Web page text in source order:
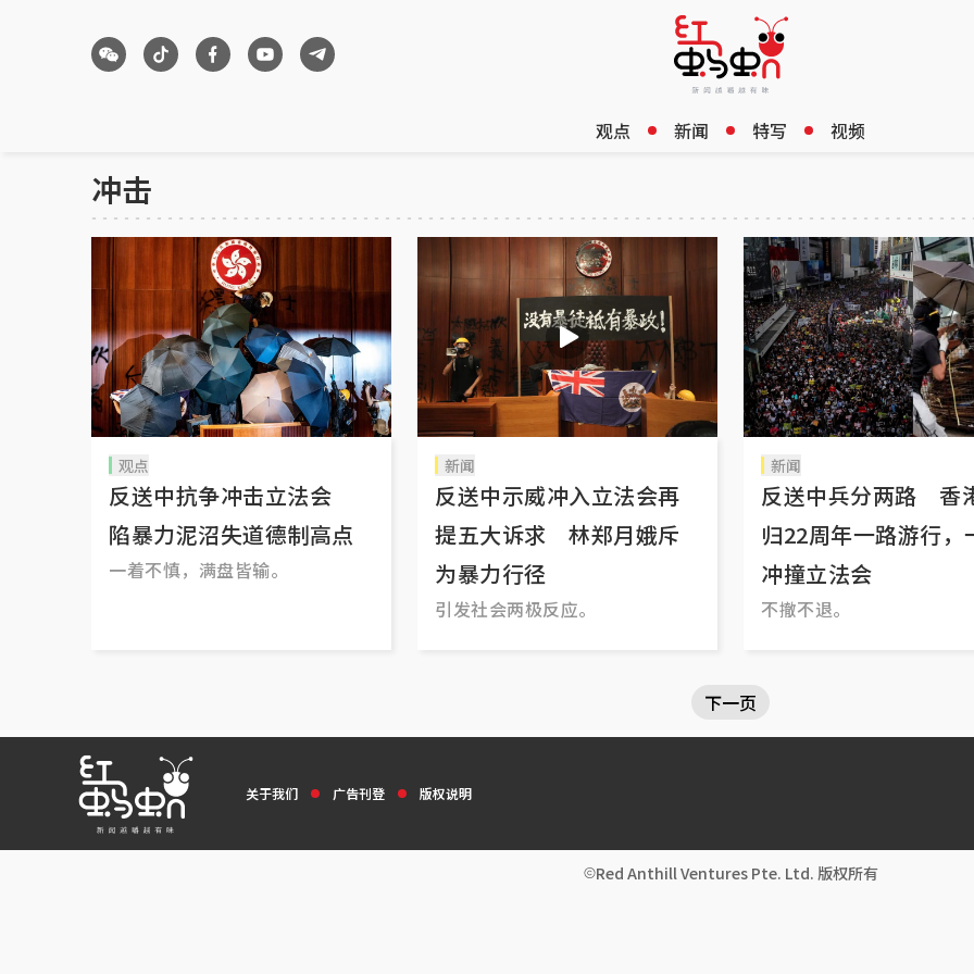
观点 新闻 特写 视频
冲击
观点
反送中抗争冲击立法会
陷暴力泥沼失道德制高点
一着不慎，满盘皆输。
新闻
反送中示威冲入立法会再
提五大诉求 林郑月娥斥
为暴力行径
引发社会两极反应。
新闻
反送中兵分两路 香
归22周年一路游行，
冲撞立法会
不撤不退。
下一页
关于我们 广告刊登 版权说明
Red Anthill Ventures Pte. Ltd. 版权所有